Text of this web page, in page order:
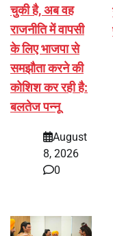
चुकी है, अब वह
राजनीति में वापसी
के लिए भाजपा से
समझौता करने की
कोशिश कर रही है:
बलतेज पन्नू
August
8, 2026
0